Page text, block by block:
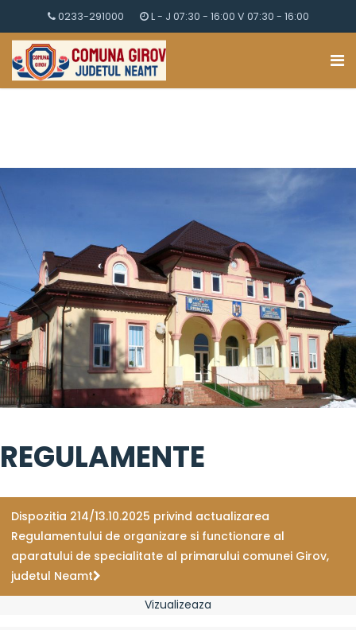
0233-291000 L - J 07:30 - 16:00 V 07:30 - 16:00
REGULAMENTE
Dispozitia 214/13.10.2025 privind actualizarea
Regulamentului de organizare si functionare al
aparatului de specialitate al primarului comunei Girov,
judetul Neamt
Vizualizeaza